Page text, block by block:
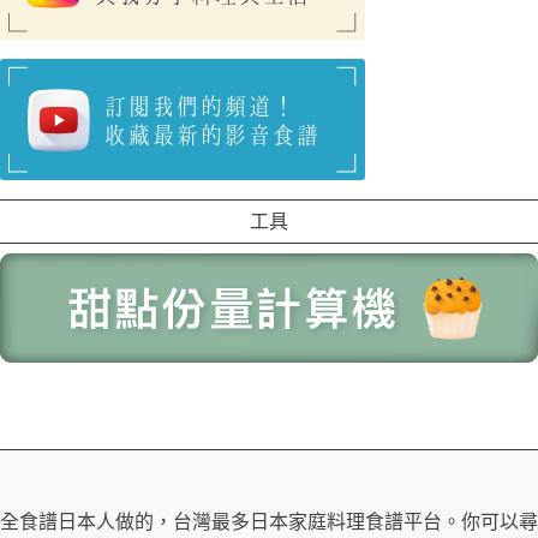
工具
全食譜日本人做的，台灣最多日本家庭料理食譜平台。你可以尋